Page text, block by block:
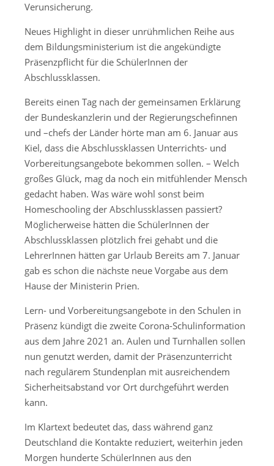
Verunsicherung.
Neues Highlight in dieser unrühmlichen Reihe aus
dem Bildungsministerium ist die angekündigte
Präsenzpflicht für die SchülerInnen der
Abschlussklassen.
Bereits einen Tag nach der gemeinsamen Erklärung
der Bundeskanzlerin und der Regierungschefinnen
und –chefs der Länder hörte man am 6. Januar aus
Kiel, dass die Abschlussklassen Unterrichts- und
Vorbereitungsangebote bekommen sollen. – Welch
großes Glück, mag da noch ein mitfühlender Mensch
gedacht haben. Was wäre wohl sonst beim
Homeschooling der Abschlussklassen passiert?
Möglicherweise hätten die SchülerInnen der
Abschlussklassen plötzlich frei gehabt und die
LehrerInnen hätten gar Urlaub Bereits am 7. Januar
gab es schon die nächste neue Vorgabe aus dem
Hause der Ministerin Prien.
Lern- und Vorbereitungsangebote in den Schulen in
Präsenz kündigt die zweite Corona-Schulinformation
aus dem Jahre 2021 an. Aulen und Turnhallen sollen
nun genutzt werden, damit der Präsenzunterricht
nach regulärem Stundenplan mit ausreichendem
Sicherheitsabstand vor Ort durchgeführt werden
kann.
Im Klartext bedeutet das, dass während ganz
Deutschland die Kontakte reduziert, weiterhin jeden
Morgen hunderte SchülerInnen aus den